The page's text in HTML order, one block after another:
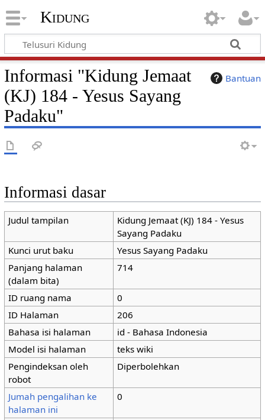
Kidung
Bantuan
Informasi "Kidung Jemaat
(KJ) 184 - Yesus Sayang
Padaku"
Informasi dasar
Judul tampilan
Kidung Jemaat (KJ) 184 - Yesus
Sayang Padaku
Kunci urut baku
Yesus Sayang Padaku
Panjang halaman
(dalam bita)
714
ID ruang nama
0
ID Halaman
206
Bahasa isi halaman
id - Bahasa Indonesia
Model isi halaman
teks wiki
Pengindeksan oleh
robot
Diperbolehkan
Jumah pengalihan ke
halaman ini
0